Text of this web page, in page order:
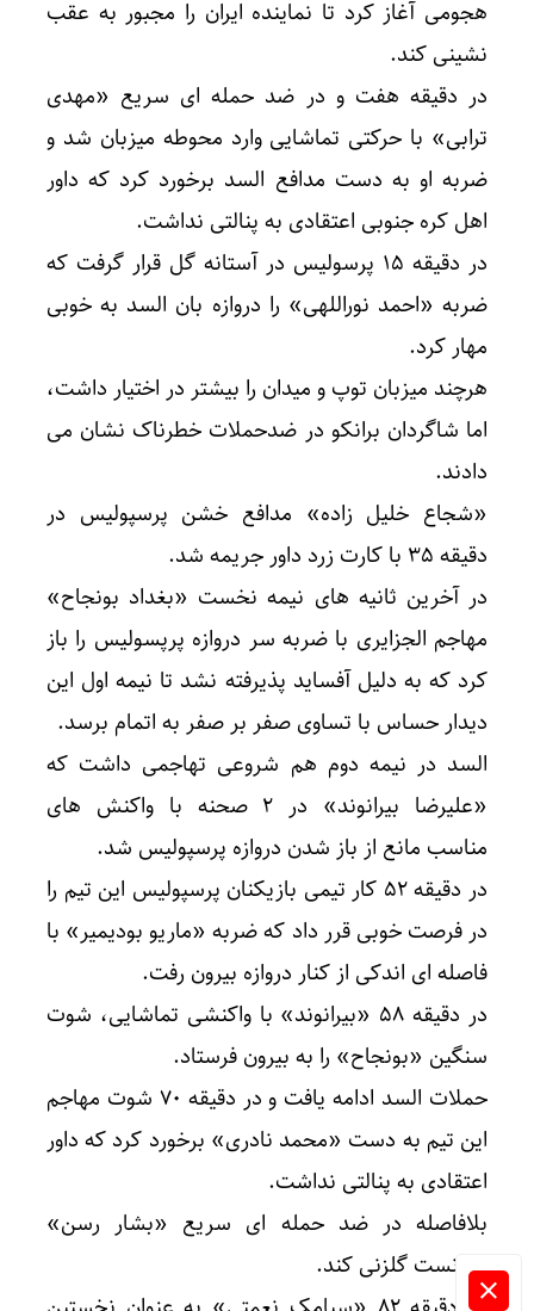
هجومی آغاز کرد تا نماینده ایران را مجبور به عقب
نشینی کند.
در دقیقه هفت و در ضد حمله ای سریع «مهدی
ترابی» با حرکتی تماشایی وارد محوطه میزبان شد و
ضربه او به دست مدافع السد برخورد کرد که داور
اهل کره جنوبی اعتقادی به پنالتی نداشت.
در دقیقه ۱۵ پرسولیس در آستانه گل قرار گرفت که
ضربه «احمد نوراللهی» را دروازه بان السد به خوبی
مهار کرد.
هرچند میزبان توپ و میدان را بیشتر در اختیار داشت،
اما شاگردان برانکو در ضدحملات خطرناک نشان می
دادند.
«شجاع خلیل زاده» مدافع خشن پرسپولیس در
دقیقه ۳۵ با کارت زرد داور جریمه شد.
در آخرین ثانیه های نیمه نخست «بغداد بونجاح»
مهاجم الجزایری با ضربه سر دروازه پرپسولیس را باز
کرد که به دلیل آفساید پذیرفته نشد تا نیمه اول این
دیدار حساس با تساوی صفر بر صفر به اتمام برسد.
السد در نیمه دوم هم شروعی تهاجمی داشت که
«علیرضا بیرانوند» در ۲ صحنه با واکنش های
مناسب مانع از باز شدن دروازه پرسپولیس شد.
در دقیقه ۵۲ کار تیمی بازیکنان پرسپولیس این تیم را
در فرصت خوبی قرر داد که ضربه «ماریو بودیمیر» با
فاصله ای اندکی از کنار دروازه بیرون رفت.
در دقیقه ۵۸ «بیرانوند» با واکنشی تماشایی، شوت
سنگین «بونجاح» را به بیرون فرستاد.
حملات السد ادامه یافت و در دقیقه ۷۰ شوت مهاجم
این تیم به دست «محمد نادری» برخورد کرد که داور
اعتقادی به پنالتی نداشت.
بلافاصله در ضد حمله ای سریع «بشار رسن»
نتوانست گلزنی کند.